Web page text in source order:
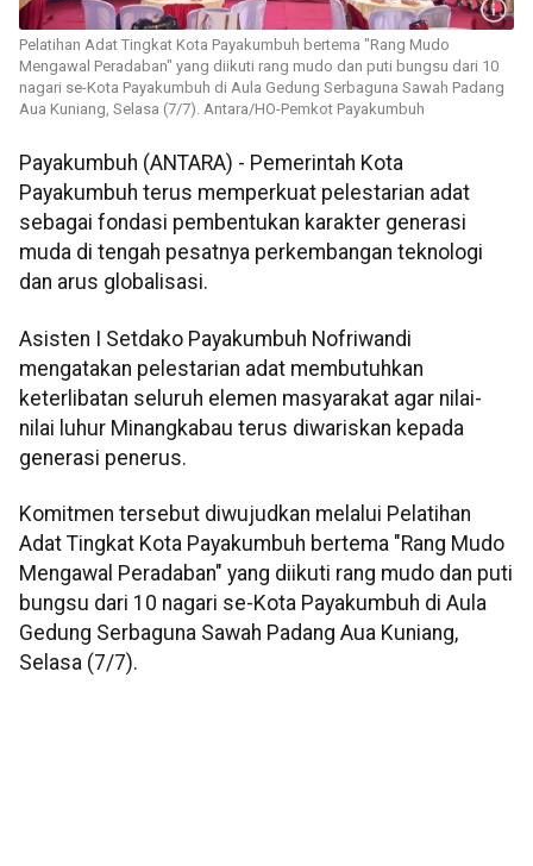
Pelatihan Adat Tingkat Kota Payakumbuh bertema "Rang Mudo
Mengawal Peradaban" yang diikuti rang mudo dan puti bungsu dari 10
nagari se-Kota Payakumbuh di Aula Gedung Serbaguna Sawah Padang
Aua Kuniang, Selasa (7/7). Antara/HO-Pemkot Payakumbuh
Payakumbuh (ANTARA) - Pemerintah Kota
Payakumbuh terus memperkuat pelestarian adat
sebagai fondasi pembentukan karakter generasi
muda di tengah pesatnya perkembangan teknologi
dan arus globalisasi.
Asisten I Setdako Payakumbuh Nofriwandi
mengatakan pelestarian adat membutuhkan
keterlibatan seluruh elemen masyarakat agar nilai-
nilai luhur Minangkabau terus diwariskan kepada
generasi penerus.
Komitmen tersebut diwujudkan melalui Pelatihan
Adat Tingkat Kota Payakumbuh bertema "Rang Mudo
Mengawal Peradaban" yang diikuti rang mudo dan puti
bungsu dari 10 nagari se-Kota Payakumbuh di Aula
Gedung Serbaguna Sawah Padang Aua Kuniang,
Selasa (7/7).